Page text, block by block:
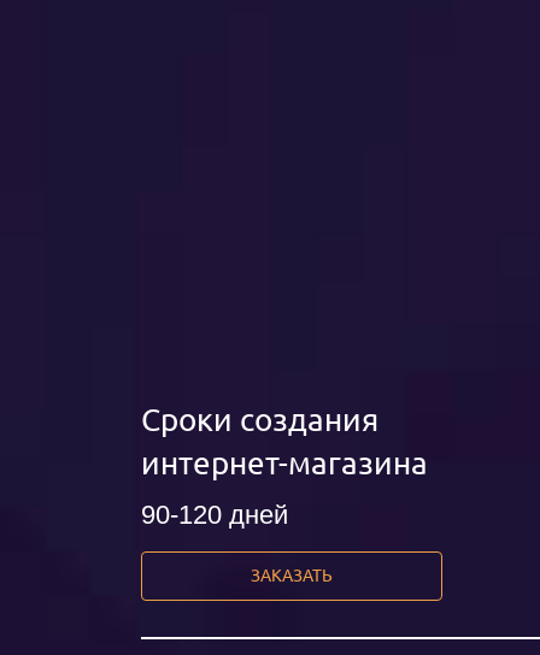
Сроки создания
интернет-магазина
90-120 дней
ЗАКАЗАТЬ